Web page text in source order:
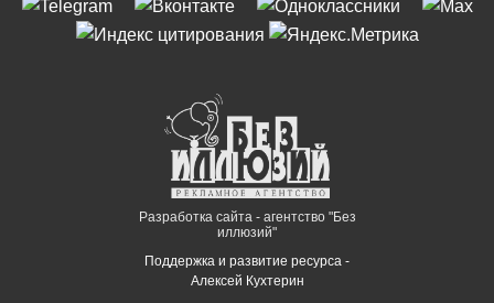
Разработка сайта - агентство "Без
иллюзий"
Поддержка и развитие ресурса -
Алексей Кухтерин